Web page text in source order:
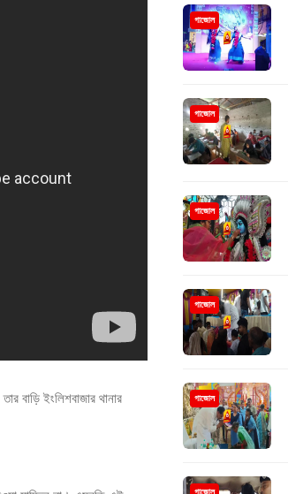
বাড়ি ইংলিশবাজার থানার
গাজোল
গাজোল
গাজোল
গাজোল
গাজোল